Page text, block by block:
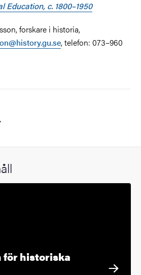
Education, c. 1800–1950
forskare i historia,
, telefon: 073–960
historiska